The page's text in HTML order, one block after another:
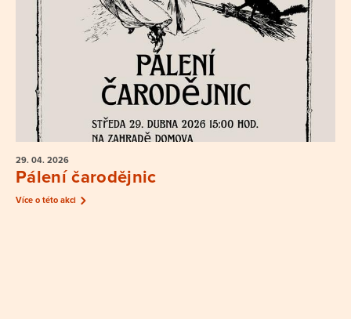
29. 04. 2026
Pálení čarodějnic
Více o této akci